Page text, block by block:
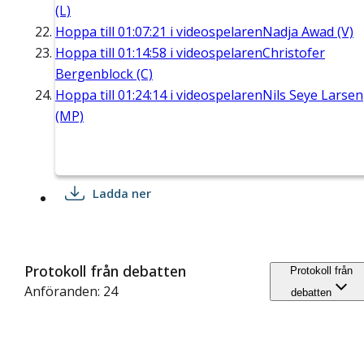
(L)
Hoppa till 01:07:21 i videospelarenNadja Awad (V)
Hoppa till 01:14:58 i videospelarenChristofer
Bergenblock (C)
Hoppa till 01:24:14i videospelarenNils Seye Larsen
(MP)
Ladda ner
Protokoll från debatten
Anföranden: 24
Protokoll från
debatten